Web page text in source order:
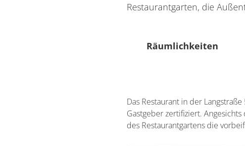
Restaurantgarten, die
Räumlichkeiten
0 Sitzplätze (außen)
Das Restaurant in der
Gastgeber zertifiziert.
des Restaurantgartens die